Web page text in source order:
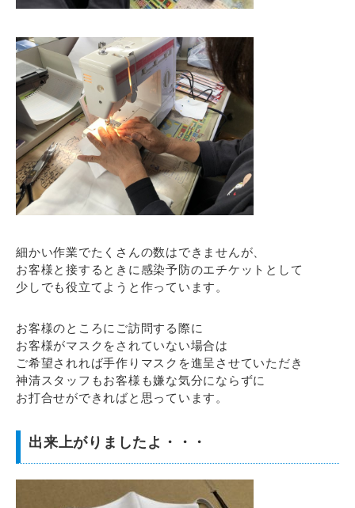
細かい作業でたくさんの数はできませんが、
お客様と接するときに感染予防のエチケットとして
少しでも役立てようと作っています。
お客様のところにご訪問する際に
お客様がマスクをされていない場合は
ご希望されれば手作りマスクを進呈させていただき
神清スタッフもお客様も嫌な気分にならずに
お打合せができればと思っています。
出来上がりましたよ・・・